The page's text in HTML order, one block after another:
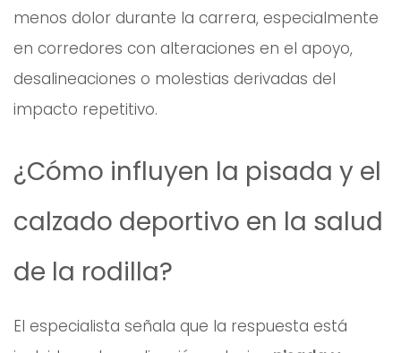
menos dolor durante la carrera, especialmente
en corredores con alteraciones en el apoyo,
desalineaciones o molestias derivadas del
impacto repetitivo.
¿Cómo influyen la pisada y el
calzado deportivo en la salud
de la rodilla?
El especialista señala que la respuesta está